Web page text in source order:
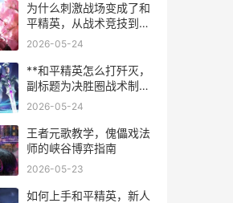
为什么刺激战场变成了和
平精英，从战术竞技到全
民竞技的演进之路
2026-05-24
**和平精英怎么打歼灭，
副标题为决胜圈战术制胜
之道**
2026-05-24
王者元歌教学，傀儡戏法
师的峡谷博弈指南
2026-05-23
如何上手和平精英，新人